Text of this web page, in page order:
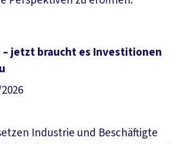
– jetzt braucht es Investitionen
Industrie und Beschäftigte